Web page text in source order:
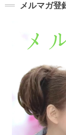
メルマガ登